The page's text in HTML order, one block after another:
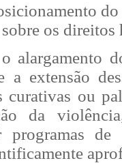
os direitos
alargamento
a extensão
curativas ou
da
programas de